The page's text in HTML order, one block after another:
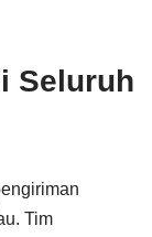
Seluruh
Tim